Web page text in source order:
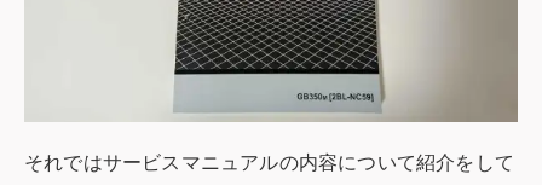
それではサービスマニュアルの内容について紹介をして